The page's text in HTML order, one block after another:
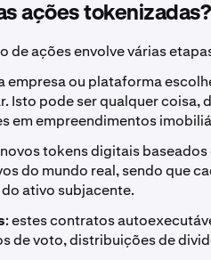
ações
de ações envolve várias
empresa ou plataforma
Isto pode ser qualquer coisa,
em empreendimentos
novos tokens digitais
do mundo real, sendo que
ativo subjacente.
: estes contratos
de voto, distribuições de